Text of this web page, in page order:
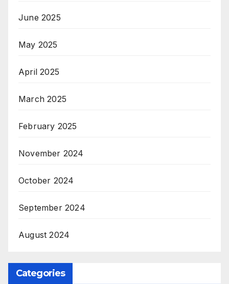
June 2025
May 2025
April 2025
March 2025
February 2025
November 2024
October 2024
September 2024
August 2024
Categories